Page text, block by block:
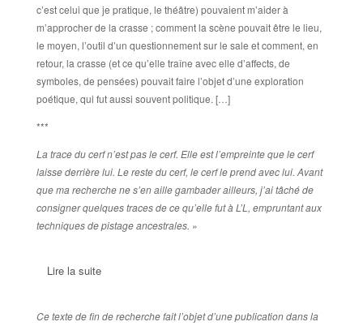
c’est celui que je pratique, le théâtre) pouvaient m’aider à
m’approcher de la crasse ; comment la scène pouvait être le lieu,
le moyen, l’outil d’un questionnement sur le sale et comment, en
retour, la crasse (et ce qu’elle traîne avec elle d’affects, de
symboles, de pensées) pouvait faire l’objet d’une exploration
poétique, qui fut aussi souvent politique. […]
***
La trace du cerf n’est pas le cerf. Elle est l’empreinte que le cerf
laisse derrière lui. Le reste du cerf, le cerf le prend avec lui. Avant
que ma recherche ne s’en aille gambader ailleurs, j’ai tâché de
consigner quelques traces de ce qu’elle fut à L’L, empruntant aux
techniques de pistage ancestrales. »
Lire la suite
Ce texte de fin de recherche fait l’objet d’une publication dans la